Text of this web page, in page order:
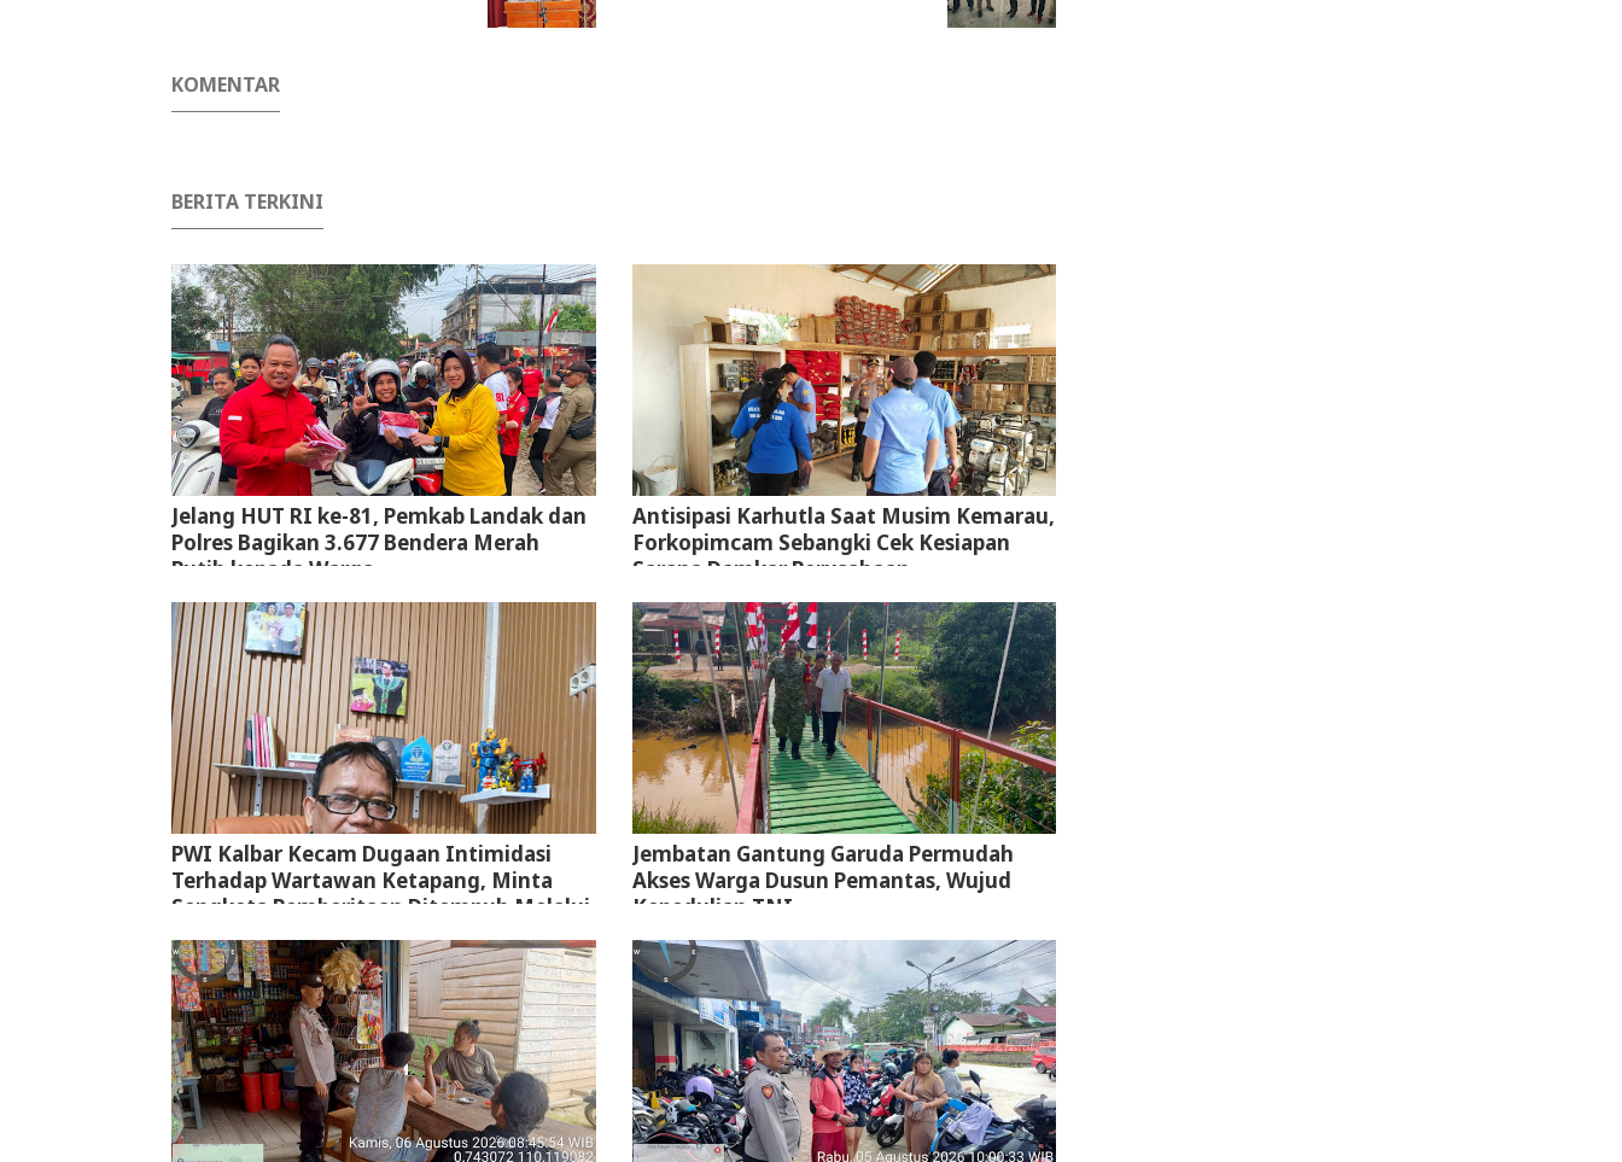
KOMENTAR
BERITA TERKINI
Jelang HUT RI ke-81, Pemkab Landak dan
Polres Bagikan 3.677 Bendera Merah
Putih kepada Warga
Antisipasi Karhutla Saat Musim Kemarau,
Forkopimcam Sebangki Cek Kesiapan
Sarana Damkar Perusahaan
PWI Kalbar Kecam Dugaan Intimidasi
Terhadap Wartawan Ketapang, Minta
Sengketa Pemberitaan Ditempuh Melalui
Jalur Hukum
Jembatan Gantung Garuda Permudah
Akses Warga Dusun Pemantas, Wujud
Kepedulian TNI